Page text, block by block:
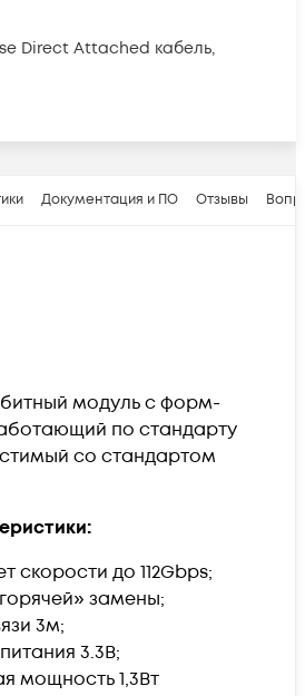
Direct Attached кабель,
Документация и ПО Отзывы
модуль с форм-
по стандарту
со стандартом
скорости до 112Gbps;
замены;
3м;
3.3В;
мощность 1,3Вт